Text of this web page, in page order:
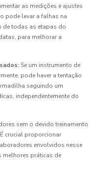
as medições e ajustes
pode levar a falhas na
de todas as etapas do
para melhorar a
Se um instrumento de
pode haver a tentação
seguindo um
independentemente do
sem o devido treinamento
crucial proporcionar
envolvidos nesse
melhores práticas de